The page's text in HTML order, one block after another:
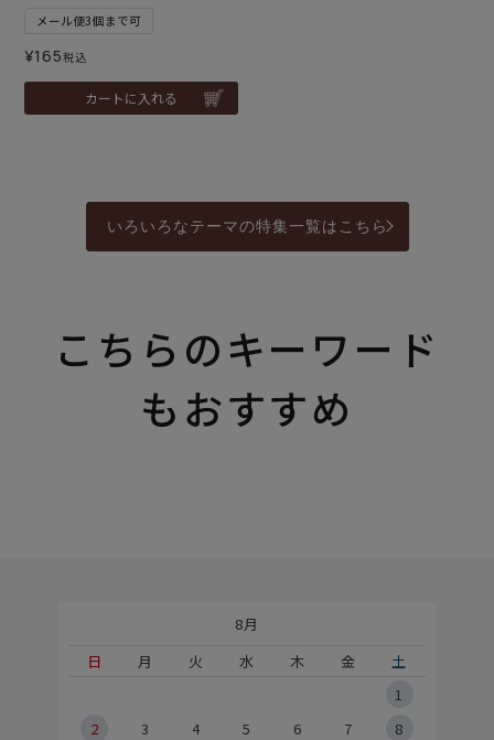
メール便3個まで可
¥165税込
カートに入れる
いろいろなテーマの特集一覧はこちら
こちらのキーワード
もおすすめ
8月
日
月 火 水 木 金
土
1
2
3 4 5 6 7
8